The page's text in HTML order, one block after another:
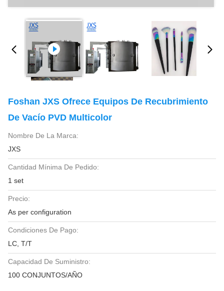
Foshan JXS Ofrece Equipos De Recubrimiento
De Vacío PVD Multicolor
Nombre De La Marca:
JXS
Cantidad Mínima De Pedido:
1 set
Precio:
As per configuration
Condiciones De Pago:
LC, T/T
Capacidad De Suministro:
100 CONJUNTOS/AÑO